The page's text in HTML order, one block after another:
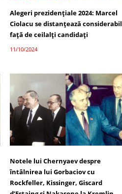
Alegeri prezidențiale 2024: Marcel
Ciolacu se distanțează considerabil
față de ceilalți candidați
11/10/2024
Notele lui Chernyaev despre
întâlnirea lui Gorbaciov cu
Rockfeller, Kissinger, Giscard